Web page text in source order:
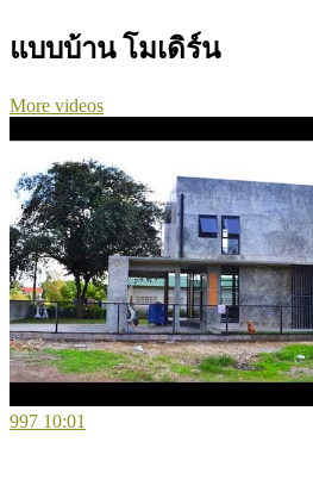
แบบบ้าน โมเดิร์น
More videos
997 10:01